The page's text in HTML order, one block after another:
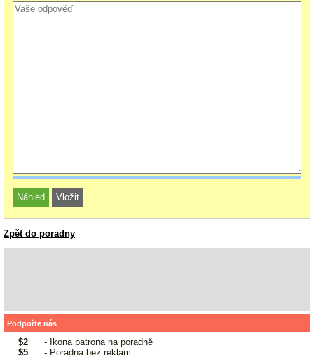
Zpět do poradny
Podpořte nás
$2
- Ikona patrona na poradně
$5
- Poradna bez reklam